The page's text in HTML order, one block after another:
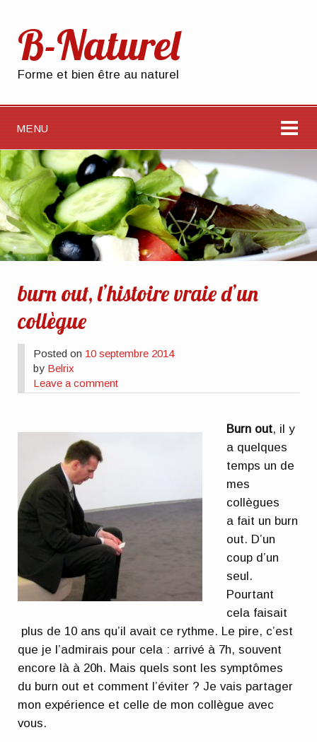
B-Naturel
Forme et bien être au naturel
MENU
burn out, l’histoire vraie d’un
collègue
Posted on 10 septembre 2014
by Belrix
Leave a comment
Burn out, il y
a quelques
temps un de
mes
collègues
a fait un burn
out. D’un
coup d’un
seul.
Pourtant
cela faisait
plus de 10 ans qu’il avait ce rythme. Le pire, c’est
que je l’admirais pour cela : arrivé à 7h, souvent
encore là à 20h. Mais quels sont les symptômes
du burn out et comment l’éviter ? Je vais partager
mon expérience et celle de mon collègue avec
vous.